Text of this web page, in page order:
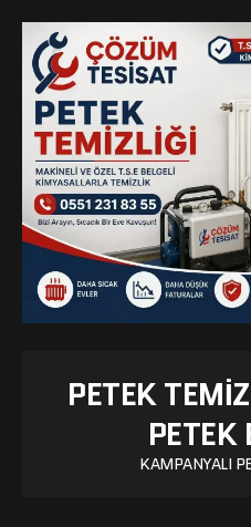
PETEK
KAMPANYALI